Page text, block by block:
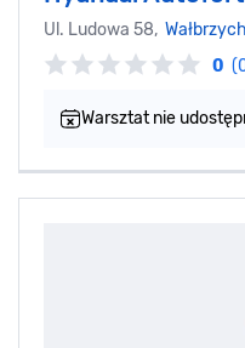
Ul. Ludowa 58, Wałbrzych
0
Warsztat nie